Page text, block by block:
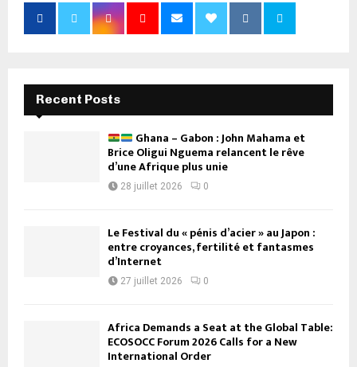
Recent Posts
Ghana – Gabon : John Mahama et
Brice Oligui Nguema relancent le rêve
d’une Afrique plus unie
28 juillet 2026 0
Le Festival du « pénis d’acier » au Japon :
entre croyances, fertilité et fantasmes
d’Internet
27 juillet 2026 0
Africa Demands a Seat at the Global Table:
ECOSOCC Forum 2026 Calls for a New
International Order